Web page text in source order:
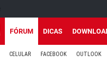
FÓRUM DICAS
CELULAR FACEBOOK OUTLOOK